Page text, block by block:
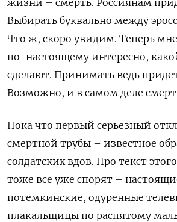
Выбирать буквально между
Что ж, скоро увидим. Теперь
по-настоящему интересно,
сделают. Принимать ведь
Возможно, и в самом деле
Пока что первый серьезный
смертной трубы – известное
солдатских вдов. Про текст
тоже все уже спорят –
потемкинские, одуренные
плакальщицы по распятому